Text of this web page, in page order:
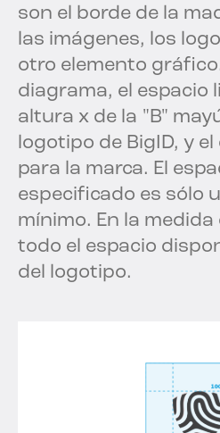
son el borde de la
las imágenes, los
otro elemento
diagrama, el espacio
altura x de la "B"
logotipo de BigID, y
para la marca. El
especificado es sólo
mínimo. En la
todo el espacio
del logotipo.